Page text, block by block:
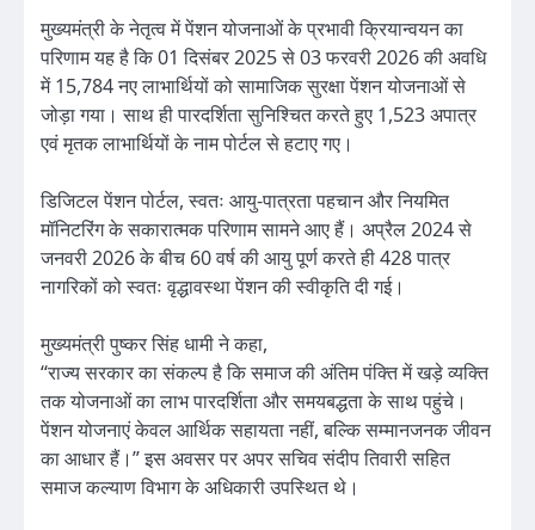
मुख्यमंत्री के नेतृत्व में पेंशन योजनाओं के प्रभावी क्रियान्वयन का
परिणाम यह है कि 01 दिसंबर 2025 से 03 फरवरी 2026 की अवधि
में 15,784 नए लाभार्थियों को सामाजिक सुरक्षा पेंशन योजनाओं से
जोड़ा गया। साथ ही पारदर्शिता सुनिश्चित करते हुए 1,523 अपात्र
एवं मृतक लाभार्थियों के नाम पोर्टल से हटाए गए।
डिजिटल पेंशन पोर्टल, स्वतः आयु-पात्रता पहचान और नियमित
मॉनिटरिंग के सकारात्मक परिणाम सामने आए हैं। अप्रैल 2024 से
जनवरी 2026 के बीच 60 वर्ष की आयु पूर्ण करते ही 428 पात्र
नागरिकों को स्वतः वृद्धावस्था पेंशन की स्वीकृति दी गई।
मुख्यमंत्री पुष्कर सिंह धामी ने कहा,
“राज्य सरकार का संकल्प है कि समाज की अंतिम पंक्ति में खड़े व्यक्ति
तक योजनाओं का लाभ पारदर्शिता और समयबद्धता के साथ पहुंचे।
पेंशन योजनाएं केवल आर्थिक सहायता नहीं, बल्कि सम्मानजनक जीवन
का आधार हैं।” इस अवसर पर अपर सचिव संदीप तिवारी सहित
समाज कल्याण विभाग के अधिकारी उपस्थित थे।